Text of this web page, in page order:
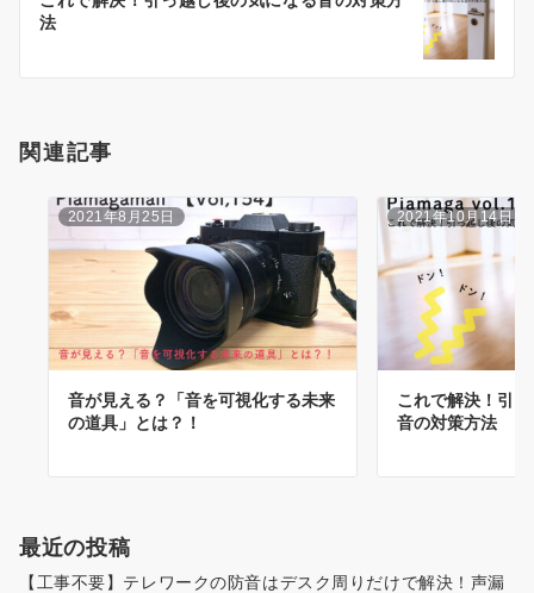
法
関連記事
2021年8月25日
音が見える？「音を可視化する未来
の道具」とは？！
2021年10月14日
これで解決！引
音の対策方法
最近の投稿
【工事不要】テレワークの防音はデスク周りだけで解決！声漏